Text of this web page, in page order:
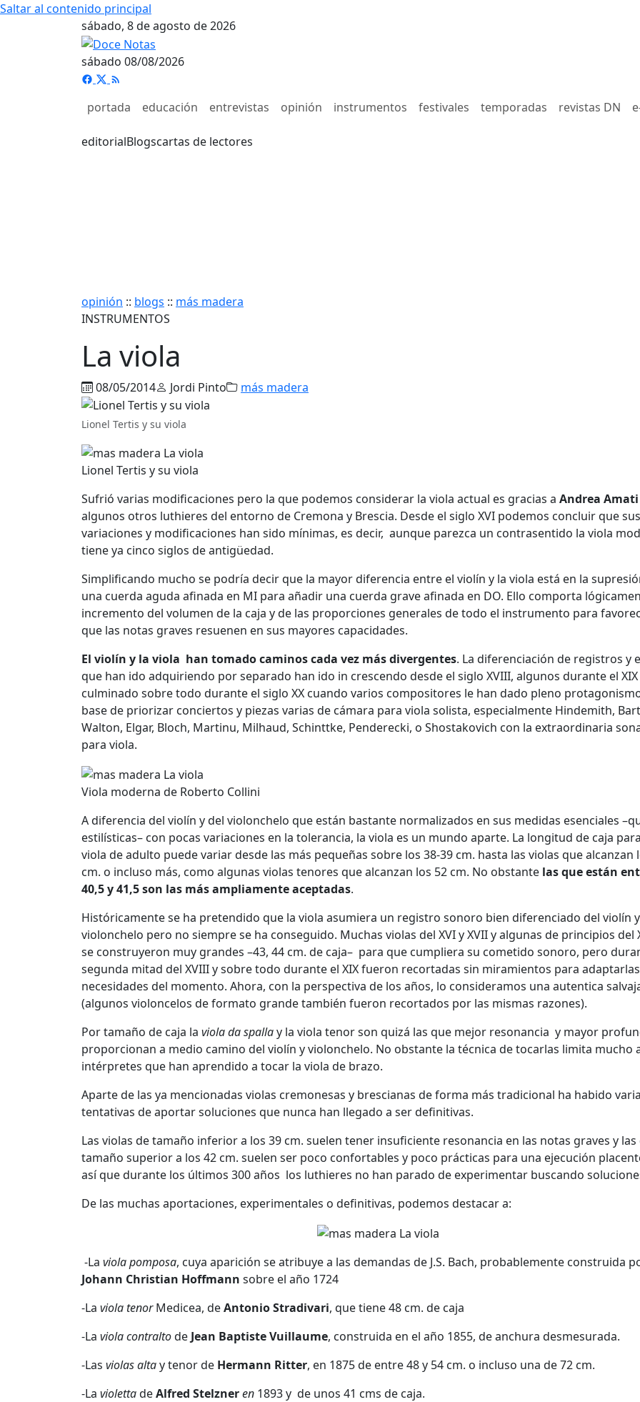
Saltar al contenido principal
sábado, 8 de agosto de 2026
sábado 08/08/2026
portada educación entrevistas opinión instrumentos festivales temporadas revistas DN
editorialBlogscartas de lectores
opinión :: blogs :: más madera
INSTRUMENTOS
La viola
08/05/2014 Jordi Pinto más madera
Lionel Tertis y su viola
Lionel Tertis y su viola
Sufrió varias modificaciones pero la que podemos considerar la viola actual es gracias a Andrea Amati
algunos otros luthieres del entorno de Cremona y Brescia. Desde el siglo XVI podemos concluir que sus
variaciones y modificaciones han sido mínimas, es decir, aunque parezca un contrasentido la viola
tiene ya cinco siglos de antigüedad.
Simplificando mucho se podría decir que la mayor diferencia entre el violín y la viola está en la
una cuerda aguda afinada en MI para añadir una cuerda grave afinada en DO. Ello comporta
incremento del volumen de la caja y de las proporciones generales de todo el instrumento para
que las notas graves resuenen en sus mayores capacidades.
El violín y la viola han tomado caminos cada vez más divergentes. La diferenciación de registros y
que han ido adquiriendo por separado han ido in crescendo desde el siglo XVIII, algunos durante el XIX
culminado sobre todo durante el siglo XX cuando varios compositores le han dado pleno
base de priorizar conciertos y piezas varias de cámara para viola solista, especialmente Hindemith,
Walton, Elgar, Bloch, Martinu, Milhaud, Schinttke, Penderecki, o Shostakovich con la extraordinaria
para viola.
Viola moderna de Roberto Collini
A diferencia del violín y del violonchelo que están bastante normalizados en sus medidas esenciales
estilísticas– con pocas variaciones en la tolerancia, la viola es un mundo aparte. La longitud de caja
viola de adulto puede variar desde las más pequeñas sobre los 38-39 cm. hasta las violas que alcanzan
cm. o incluso más, como algunas violas tenores que alcanzan los 52 cm. No obstante las que están
40,5 y 41,5 son las más ampliamente aceptadas.
Históricamente se ha pretendido que la viola asumiera un registro sonoro bien diferenciado del violín
violonchelo pero no siempre se ha conseguido. Muchas violas del XVI y XVII y algunas de principios del
se construyeron muy grandes –43, 44 cm. de caja– para que cumpliera su cometido sonoro, pero
segunda mitad del XVIII y sobre todo durante el XIX fueron recortadas sin miramientos para
necesidades del momento. Ahora, con la perspectiva de los años, lo consideramos una autentica
(algunos violoncelos de formato grande también fueron recortados por las mismas razones).
Por tamaño de caja la viola da spallay la viola tenor son quizá las que mejor resonancia y mayor
proporcionan a medio camino del violín y violonchelo. No obstante la técnica de tocarlas limita mucho
intérpretes que han aprendido a tocar la viola de brazo.
Aparte de las ya mencionadas violas cremonesas y brescianas de forma más tradicional ha habido
tentativas de aportar soluciones que nunca han llegado a ser definitivas.
Las violas de tamaño inferior a los 39 cm. suelen tener insuficiente resonancia en las notas graves y las
tamaño superior a los 42 cm. suelen ser poco confortables y poco prácticas para una ejecución
así que durante los últimos 300 años los luthieres no han parado de experimentar buscando
De las muchas aportaciones, experimentales o definitivas, podemos destacar a:
-La viola pomposa, cuya aparición se atribuye a las demandas de J.S. Bach, probablemente construida
Johann Christian Hoffmann sobre el año 1724
-La viola tenorMedicea, deAntonio Stradivari, que tiene 48 cm. de caja
-La viola contraltode Jean Baptiste Vuillaume, construida en el año 1855, de anchura desmesurada.
-Las violas altay tenor de Hermann Ritter, en 1875 de entre 48 y 54 cm. o incluso una de 72 cm.
-La violettadeAlfred Stelzneren 1893 y de unos 41 cms de caja.